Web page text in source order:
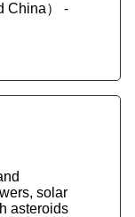
China） -
solar
asteroids